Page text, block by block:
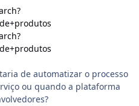
de automatizar o processo
ou quando a plataforma